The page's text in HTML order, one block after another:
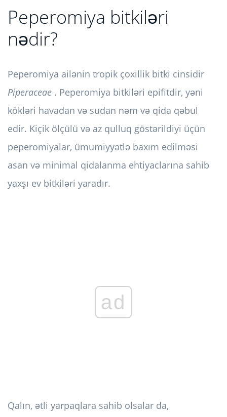
Peperomiya bitkiləri
nədir?
Peperomiya ailənin tropik çoxillik bitki cinsidir
Piperaceae . Peperomiya bitkiləri epifitdir, yəni
kökləri havadan və sudan nəm və qida qəbul
edir. Kiçik ölçülü və az qulluq göstərildiyi üçün
peperomiyalar, ümumiyyətlə baxım edilməsi
asan və minimal qidalanma ehtiyaclarına sahib
yaxşı ev bitkiləri yaradır.
ad
Qalın, ətli yarpaqlara sahib olsalar da,